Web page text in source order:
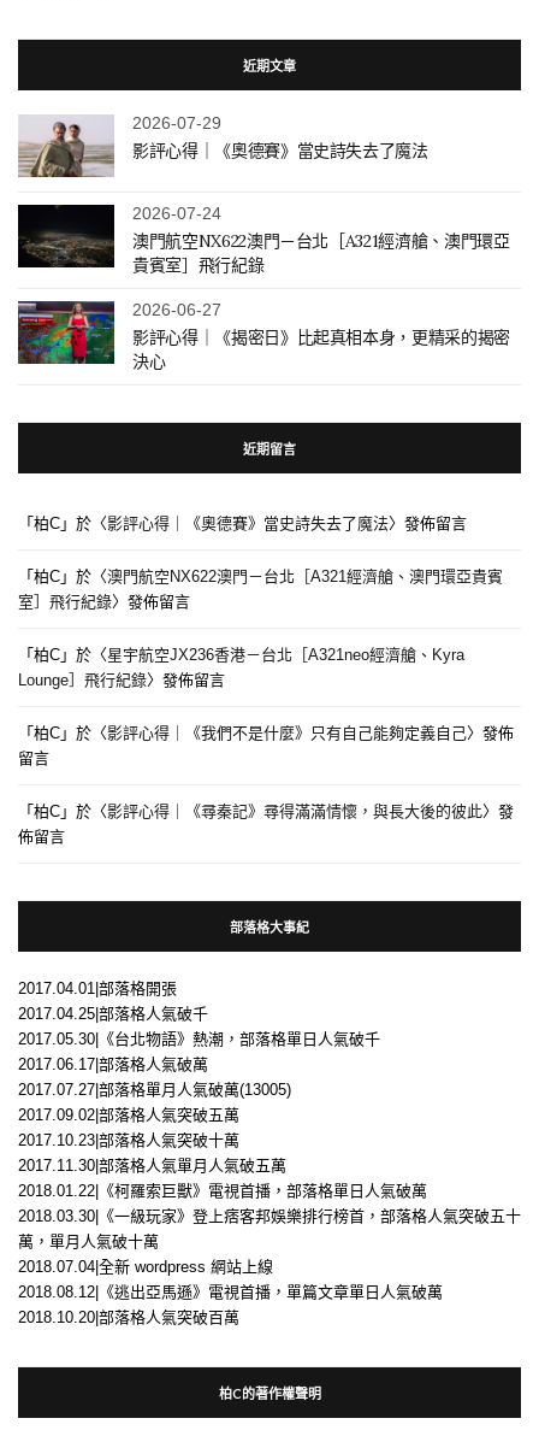
近期文章
2026-07-29
影評心得｜《奧德賽》當史詩失去了魔法
2026-07-24
澳門航空NX622澳門－台北［A321經濟艙、澳門環亞
貴賓室］飛行紀錄
2026-06-27
影評心得｜《揭密日》比起真相本身，更精采的揭密
決心
近期留言
「柏C 」於〈影評心得｜《奧德賽》當史詩失去了魔法〉發佈留言
「柏C 」於〈澳門航空NX622澳門－台北［A321經濟艙、澳門環亞貴賓
室］飛行紀錄〉發佈留言
「柏C 」於〈星宇航空JX236香港－台北［A321neo經濟艙、Kyra
Lounge］飛行紀錄〉發佈留言
「柏C 」於〈影評心得｜《我們不是什麼》只有自己能夠定義自己〉發佈
留言
「柏C 」於〈影評心得｜《尋秦記》尋得滿滿情懷，與長大後的彼此〉發
佈留言
部落格大事紀
2017.04.01|部落格開張
2017.04.25|部落格人氣破千
2017.05.30|《台北物語》熱潮，部落格單日人氣破千
2017.06.17|部落格人氣破萬
2017.07.27|部落格單月人氣破萬(13005)
2017.09.02|部落格人氣突破五萬
2017.10.23|部落格人氣突破十萬
2017.11.30|部落格人氣單月人氣破五萬
2018.01.22|《柯羅索巨獸》電視首播，部落格單日人氣破萬
2018.03.30|《一級玩家》登上痞客邦娛樂排行榜首，部落格人氣突破五十
萬，單月人氣破十萬
2018.07.04|全新 wordpress 網站上線
2018.08.12|《逃出亞馬遜》電視首播，單篇文章單日人氣破萬
2018.10.20|部落格人氣突破百萬
柏C的著作權聲明